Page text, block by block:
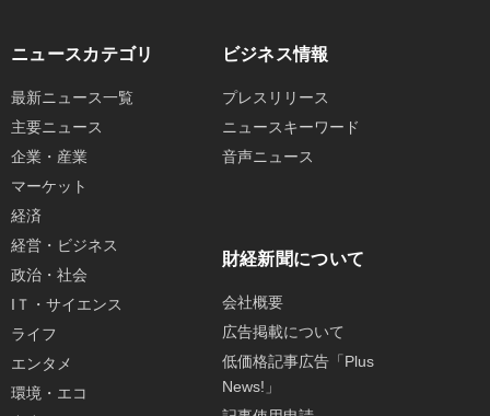
ニュースカテゴリ
最新ニュース一覧
主要ニュース
企業・産業
マーケット
経済
経営・ビジネス
政治・社会
IＴ・サイエンス
ライフ
エンタメ
環境・エコ
ビジネス情報
プレスリリース
ニュースキーワード
音声ニュース
財経新聞について
会社概要
広告掲載について
低価格記事広告「Plus
News!」